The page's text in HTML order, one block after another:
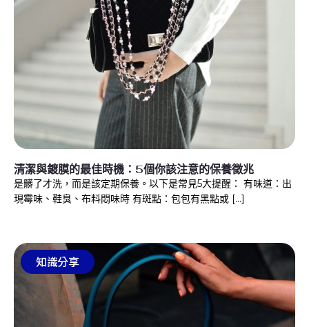
清潔與鍍膜的最佳時機：5個你該注意的保養徵兆
是髒了才洗，而是該定期保養。以下是常見5大提醒： 有味道：出
現霉味、鞋臭、布料悶味時 有斑點：包包有黑點或 […]
知識分享